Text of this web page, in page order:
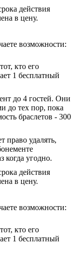
действия
в цену.
возможности:
кто его
1 бесплатный
до 4 гостей. Они
до тех пор, пока
браслетов - 300
право удалять,
когда угодно.
действия
в цену.
возможности:
кто его
1 бесплатный